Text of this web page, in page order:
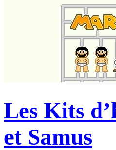
Les Kits
et Samus